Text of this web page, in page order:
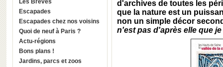
Les Brèves
Escapades
Escapades chez nos voisins
Quoi de neuf à Paris ?
Actu-régions
Bons plans !
Jardins, parcs et zoos
d'archives de toutes les
que la nature est un
non un simple décor
n'est pas d'après elle que